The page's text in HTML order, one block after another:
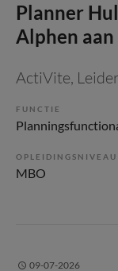
Planner
Alphen
ActiVite,
FUNCTIE
OPLEIDINGSNIVEAU
MBO
09-07-2026